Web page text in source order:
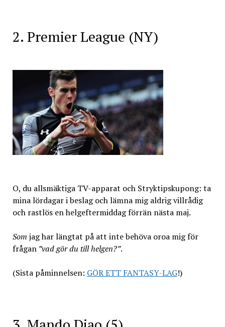
2. Premier League (NY)
O, du allsmäktiga TV-apparat och Stryktipskupong: ta
mina lördagar i beslag och lämna mig aldrig villrådig
och rastlös en helgeftermiddag förrän nästa maj.
Som jag har längtat på att inte behöva oroa mig för
frågan”vad gör du till helgen?”.
(Sista påminnelsen: GÖR ETT FANTASY-LAG!)